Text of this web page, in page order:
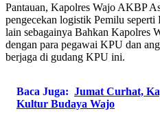
Pantauan, Kapolres Wajo AKBP
pengecekan logistik Pemilu seperti
lain sebagainya Bahkan Kapolres
dengan para pegawai KPU dan
berjaga di gudang KPU ini.
Baca Juga: Jumat Curhat,
Kultur Budaya Wajo